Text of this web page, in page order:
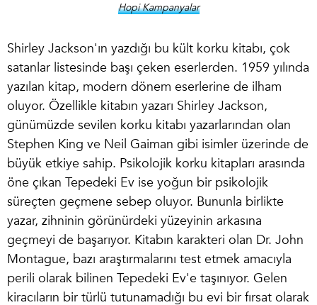
Hopi Kampanyalar
Shirley Jackson'ın yazdığı bu kült korku kitabı, çok
satanlar listesinde başı çeken eserlerden. 1959 yılında
yazılan kitap, modern dönem eserlerine de ilham
oluyor. Özellikle kitabın yazarı Shirley Jackson,
günümüzde sevilen korku kitabı yazarlarından olan
Stephen King ve Neil Gaiman gibi isimler üzerinde de
büyük etkiye sahip. Psikolojik korku kitapları arasında
öne çıkan Tepedeki Ev ise yoğun bir psikolojik
süreçten geçmene sebep oluyor. Bununla birlikte
yazar, zihninin görünürdeki yüzeyinin arkasına
geçmeyi de başarıyor. Kitabın karakteri olan Dr. John
Montague, bazı araştırmalarını test etmek amacıyla
perili olarak bilinen Tepedeki Ev'e taşınıyor. Gelen
kiracıların bir türlü tutunamadığı bu evi bir fırsat olarak